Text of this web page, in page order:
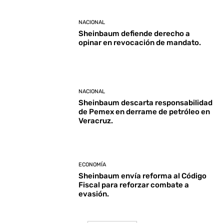
NACIONAL
Sheinbaum defiende derecho a
opinar en revocación de mandato.
NACIONAL
Sheinbaum descarta responsabilidad
de Pemex en derrame de petróleo en
Veracruz.
ECONOMÍA
Sheinbaum envía reforma al Código
Fiscal para reforzar combate a
evasión.